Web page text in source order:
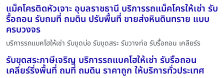
แม็คโครติดหัวเจาะ อุบลราชธานี บริการรถแม็คโครให้เช่า รับ
รื้อถอน รับถมที่ ถมดิน ปรับพื้นที่ ขายส่งหินดินทราย แบบ
ครบวงจร
บริการรถแบคโฮให้เช่า รับขุดบ่อ รับขุดสระ รับวางท่อ รับรื้อถอน เคลียร์ร
รับขุดสระภาษีเจริญ บริการรถแบคโฮให้เช่า รับรื้อถอน
เคลียร์ริ่งพื้นที่ ถมที่ ถมดิน ราคาถูก ให้บริการทั่วประเทศ